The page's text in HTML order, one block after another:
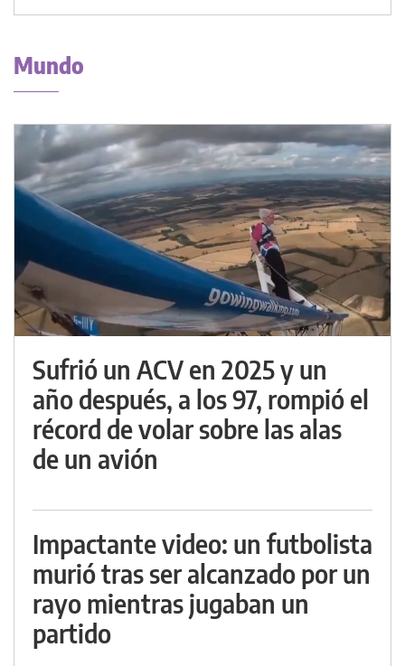
Mundo
Sufrió un ACV en 2025 y un
año después, a los 97, rompió el
récord de volar sobre las alas
de un avión
Impactante video: un futbolista
murió tras ser alcanzado por un
rayo mientras jugaban un
partido